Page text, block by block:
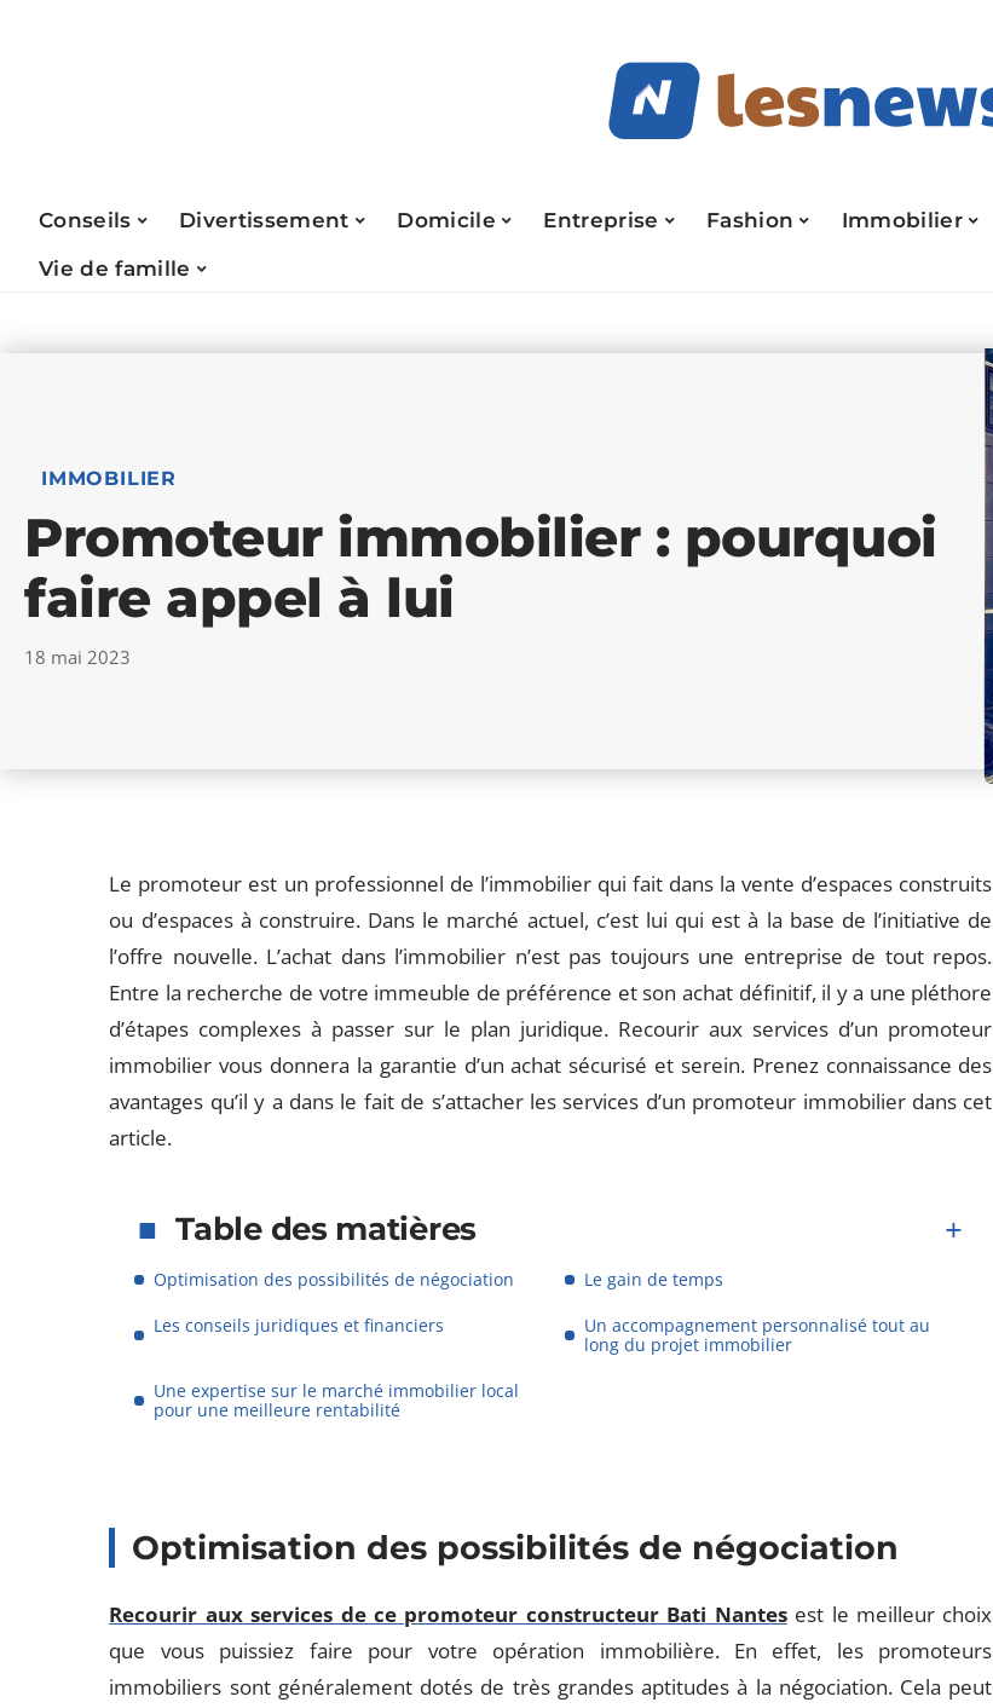
Conseils Divertissement Domicile Entreprise Fashion Immobilier
Vie de famille
IMMOBILIER
Promoteur immobilier : pourquoi
faire appel à lui
18 mai 2023
Le promoteur est un professionnel de l’immobilier qui fait dans la vente d’espaces construits
ou d’espaces à construire. Dans le marché actuel, c’est lui qui est à la base de l’initiative de
l’offre nouvelle. L’achat dans l’immobilier n’est pas toujours une entreprise de tout repos.
Entre la recherche de votre immeuble de préférence et son achat définitif, il y a une pléthore
d’étapes complexes à passer sur le plan juridique. Recourir aux services d’un promoteur
immobilier vous donnera la garantie d’un achat sécurisé et serein. Prenez connaissance des
avantages qu’il y a dans le fait de s’attacher les services d’un promoteur immobilier dans cet
article.
Table des matières
Optimisation des possibilités de négociation
Le gain de temps
Les conseils juridiques et financiers
Un accompagnement personnalisé tout au
long du projet immobilier
Une expertise sur le marché immobilier local
pour une meilleure rentabilité
Optimisation des possibilités de négociation
Recourir aux services de ce promoteur constructeur Bati Nantesest le meilleur choix
que vous puissiez faire pour votre opération immobilière. En effet, les promoteurs
immobiliers sont généralement dotés de très grandes aptitudes à la négociation. Cela peut